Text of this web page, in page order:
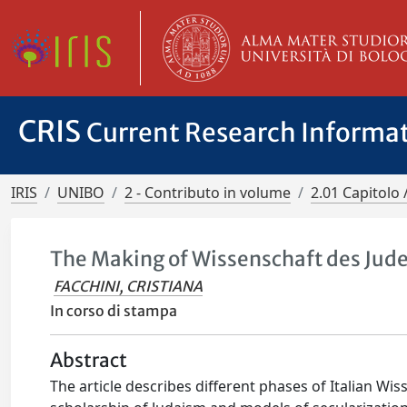
CRIS Current Research
IRIS UNIBO 2 - Contributo in volume 2.01
The Making of Wissenschaft des
FACCHINI, CRISTIANA
In corso di stampa
Abstract
The article describes different phases of Italian